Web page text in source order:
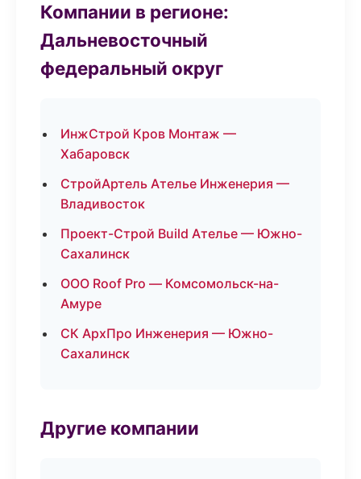
Компании в регионе:
Дальневосточный
федеральный округ
ИнжСтрой Кров Монтаж —
Хабаровск
СтройАртель Ателье Инженерия —
Владивосток
Проект-Строй Build Ателье — Южно-
Сахалинск
ООО Roof Pro — Комсомольск-на-
Амуре
СК АрхПро Инженерия — Южно-
Сахалинск
Другие компании